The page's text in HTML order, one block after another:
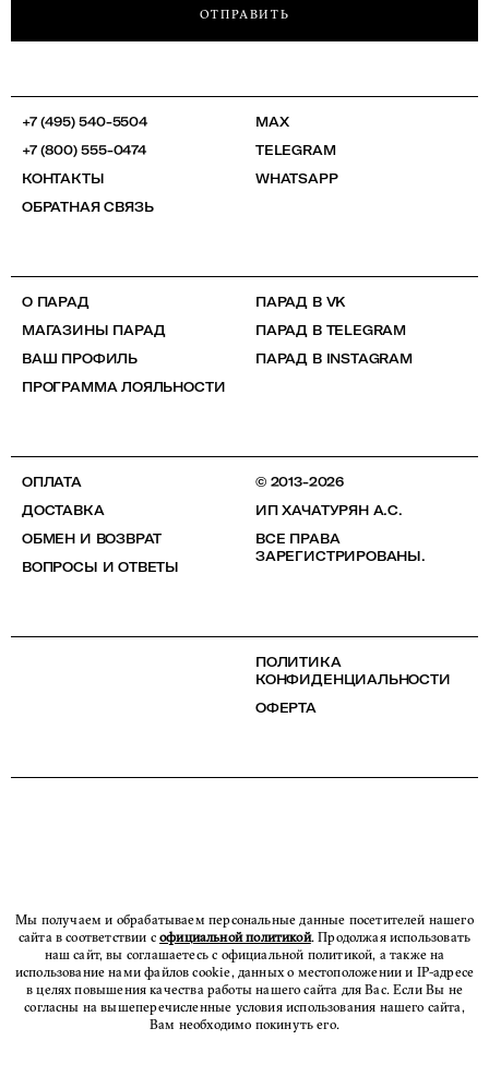
ОТПРАВИТЬ
+7 (495) 540-5504
+7 (800) 555-0474
КОНТАКТЫ
ОБРАТНАЯ СВЯЗЬ
MAX
TELEGRAM
WHATSAPP
О ПАРАД
МАГАЗИНЫ ПАРАД
ВАШ ПРОФИЛЬ
ПРОГРАММА ЛОЯЛЬНОСТИ
ПАРАД В VK
ПАРАД В TELEGRAM
ПАРАД В INSTAGRAM
ОПЛАТА
ДОСТАВКА
ОБМЕН И ВОЗВРАТ
ВОПРОСЫ И ОТВЕТЫ
© 2013-2026
ИП ХАЧАТУРЯН А.С.
ВСЕ ПРАВА
ЗАРЕГИСТРИРОВАНЫ.
ПОЛИТИКА
КОНФИДЕНЦИАЛЬНОСТИ
ОФЕРТА
Мы получаем и обрабатываем персональные данные посетителей нашего
сайта в соответствии софициальной политикой. Продолжая использовать
наш сайт, вы соглашаетесь с официальной политикой, а также на
использование нами файлов cookie, данных о местоположении и IP-адресе
в целях повышения качества работы нашего сайта для Вас. Если Вы не
согласны на вышеперечисленные условия использования нашего сайта,
Вам необходимо покинуть его.